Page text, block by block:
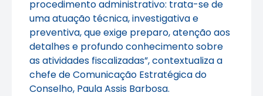
procedimento administrativo: trata-se de
uma atuação técnica, investigativa e
preventiva, que exige preparo, atenção aos
detalhes e profundo conhecimento sobre
as atividades fiscalizadas”, contextualiza a
chefe de Comunicação Estratégica do
Conselho, Paula Assis Barbosa.